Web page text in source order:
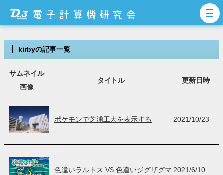
kirbyの記事一覧
サムネイル
画像
タイトル 更新日時
ポケモンで芝浦工大を表示する 2021/10/23
色違いラルトス VS 色違いジグザグマ 2021/6/10